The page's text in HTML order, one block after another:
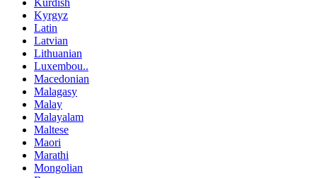
Kurdish
Kyrgyz
Latin
Latvian
Lithuanian
Luxembou..
Macedonian
Malagasy
Malay
Malayalam
Maltese
Maori
Marathi
Mongolian